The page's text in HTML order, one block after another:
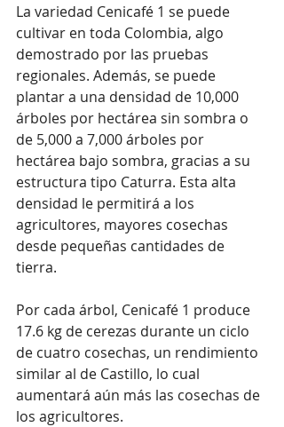
La variedad Cenicafé 1 se puede
cultivar en toda Colombia, algo
demostrado por las pruebas
regionales. Además, se puede
plantar a una densidad de 10,000
árboles por hectárea sin sombra o
de 5,000 a 7,000 árboles por
hectárea bajo sombra, gracias a su
estructura tipo Caturra. Esta alta
densidad le permitirá a los
agricultores, mayores cosechas
desde pequeñas cantidades de
tierra.
Por cada árbol, Cenicafé 1 produce
17.6 kg de cerezas durante un ciclo
de cuatro cosechas, un rendimiento
similar al de Castillo, lo cual
aumentará aún más las cosechas de
los agricultores.